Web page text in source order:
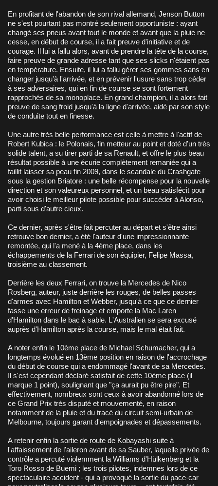
En profitant de l'abandon de son rival allemand, Jenson Button
ne s'est pourtant pas montré seulement opportuniste : ayant
changé ses pneus avant tout le monde et avant que la pluie ne
cesse, en début de course, il a fait preuve d'initiative et de
courage. Il lui a fallu alors, avant de prendre la tête de la course,
faire preuve de grande adresse tant que ses slicks n'étaient pas
en température. Ensuite, il lui a fallu gérer ses gommes sans en
changer jusqu'à l'arrivée, et en prévenir l'usure sans trop céder
à ses adversaires, qui en fin de course se sont fortement
rapprochés de sa monoplace. En grand champion, il a alors fait
preuve de sang froid jusqu'à la ligne d'arrivée, aidé par son style
de conduite tout en finesse.
Une autre très belle performance est celle à mettre à l'actif de
Robert Kubica : le Polonais, fin metteur au point et doté d'un très
solide talent, a su tirer parti de sa Renault, et offre le plus beau
résultat possible à une écurie complètement remaniée qui a
faillit laisser sa peau fin 2009, dans le scandale du Crashgate
sous la gestion Briatore : une belle récompense pour la nouvelle
direction et son valeureux personnel, et un beau satisfécit pour
avoir choisi le meilleur pilote possible pour succéder à Alonso,
parti sous d'autre cieux.
Ce dernier, après s'être fait percuter au départ et s'être ainsi
retrouve bon dernier, a été l'auteur d'une impressionnante
remontée, qui l'a mené à la 4ème place, dans les
échappements de la Ferrari de son équipier, Felipe Massa,
troisième au classement.
Derrière les deux Ferrari, on trouve la Mercedes de Nico
Rosberg, auteur, juste derrière les rouges, de belles passes
d'armes avec Hamilton et Webber, jusqu'à ce que ce dernier
fasse une erreur de freinage et emporte la Mac Laren
d'Hamilton dans le bac à sable. L'Australien se sera excusé
auprès d'Hamilton après la course, mais le mal était fait.
A noter enfin le 10ème place de Michael Schumacher, qui a
longtemps évolué en 13ème position en raison de l'accrochage
du début de course qui a endommagé l'avant de sa Mercedes.
Il s'est cependant déclaré satisfait de cette 10ème place (il
marque 1 point), soulignant que "ça aurait pu être pire". Et
effectivement, nombreux sont ceux à avoir abandonné lors de
ce Grand Prix très disputé et mouvementé, en raison
notamment de la pluie et du tracé du circuit semi-urbain de
Melbourne, toujours garant d'empoignades et dépassements.
A retenir enfin la sortie de route de Kobayashi suite à
l'affaissement de l'aileron avant de sa Sauber, laquelle privée de
contrôle a percuté violemment la Williams d'Hülkenberg et la
Toro Rosso de Buemi ; les trois pilotes, indemnes lors de ce
spectaculaire accident - qui a provoqué la sortie du pace-car